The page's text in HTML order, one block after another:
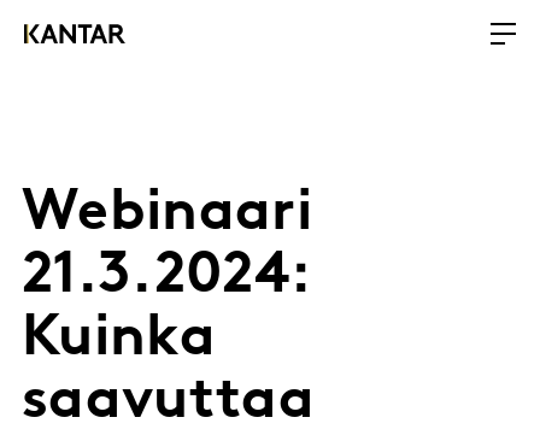
Webinaari
21.3.2024:
Kuinka
saavuttaa